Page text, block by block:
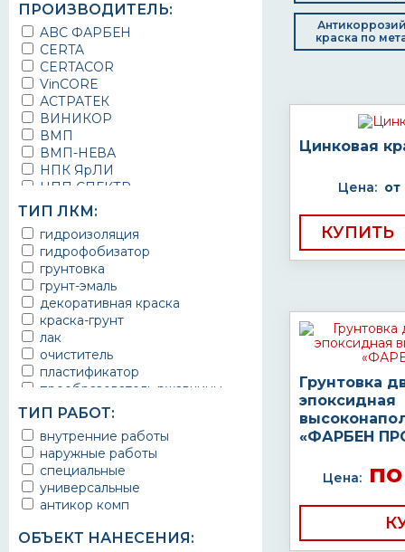
ПРОИЗВОДИТЕЛЬ:
ABC ФАРБЕН
CERTA
CERTACOR
VinCORE
АСТРАТЕК
ВИНИКОР
ВМП
ВМП-НЕВА
НПК ЯрЛИ
НПП СПЕКТР
НПФ ЭМАЛЬ
ТЕРМА
УРЕПЛЕН
ТИП ЛКМ:
гидроизоляция
гидрофобизатор
грунтовка
грунт-эмаль
декоративная краска
краска-грунт
лак
очиститель
пластификатор
преобразователь ржавчины
эмаль
Краска
Покрытие
грунт эмаль
защитное покрытие
ТИП РАБОТ:
внутренние работы
наружные работы
специальные
универсальные
антикор комп
ОБЪЕКТ НАНЕСЕНИЯ:
краска по
Цинковая
Цена: от
КУПИТЬ
Грунтовка
эпоксидная
«ФАРБЕН
Цена:по